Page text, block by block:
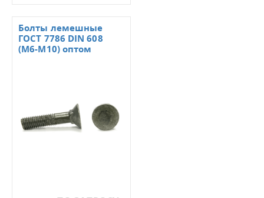
Болты лемешные
ГОСТ 7786 DIN 608
(М6-М10) оптом